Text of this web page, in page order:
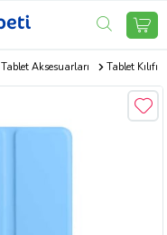
Tablet Aksesuarları Tablet Kılıfı